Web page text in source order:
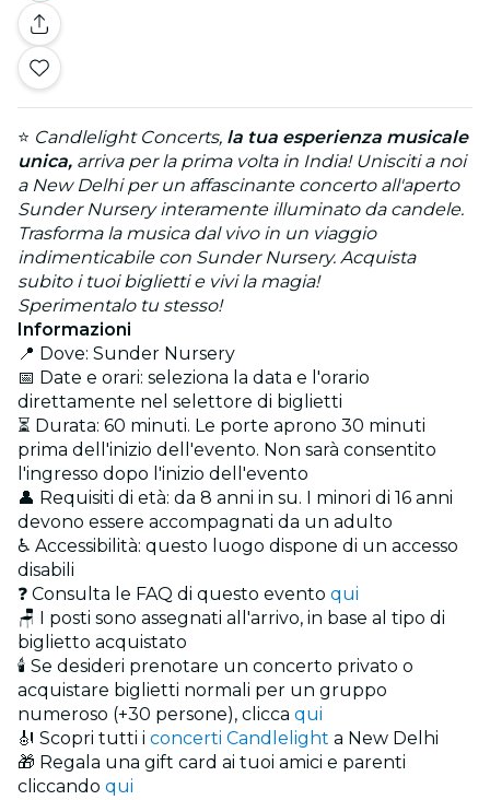
⭐ Candlelight Concerts, la tua esperienza musicale
unica, arriva per la prima volta in India! Unisciti a noi
a New Delhi per un affascinante concerto all'aperto
Sunder Nursery interamente illuminato da candele.
Trasforma la musica dal vivo in un viaggio
indimenticabile con Sunder Nursery. Acquista
subito i tuoi biglietti e vivi la magia!
Sperimentalo tu stesso!
Informazioni
📍 Dove: Sunder Nursery
📅 Date e orari: seleziona la data e l'orario
direttamente nel selettore di biglietti
⏳ Durata: 60 minuti. Le porte aprono 30 minuti
prima dell'inizio dell'evento. Non sarà consentito
l'ingresso dopo l'inizio dell'evento
👤 Requisiti di età: da 8 anni in su. I minori di 16 anni
devono essere accompagnati da un adulto
♿ Accessibilità: questo luogo dispone di un accesso
disabili
❓ Consulta le FAQ di questo evento qui
🪑 I posti sono assegnati all'arrivo, in base al tipo di
biglietto acquistato
🕯️ Se desideri prenotare un concerto privato o
acquistare biglietti normali per un gruppo
numeroso (+30 persone), clicca qui
🎻 Scopri tutti i concerti Candlelight a New Delhi
🎁 Regala una gift card ai tuoi amici e parenti
cliccando qui